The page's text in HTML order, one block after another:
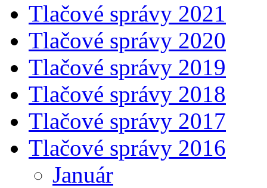
Tlačové správy 2021
Tlačové správy 2020
Tlačové správy 2019
Tlačové správy 2018
Tlačové správy 2017
Tlačové správy 2016
Január